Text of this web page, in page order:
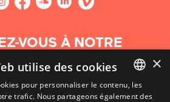
VOUS À NOTRE
S'abonner
BASQUE
×
utilise des cookies
pour personnaliser le contenu, les
trafic. Nous partageons également des